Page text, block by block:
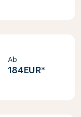
Ab
184EUR*